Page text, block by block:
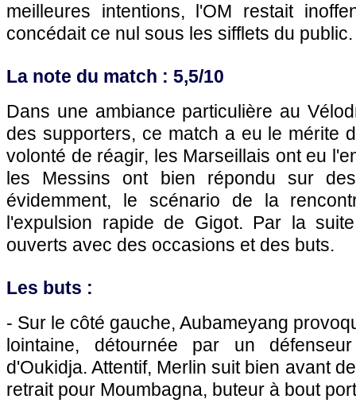
meilleures intentions, l'OM restait
concédait ce nul sous les sifflets du public.
La note du match : 5,5/10
Dans une ambiance particulière au
des supporters, ce match a eu le mérite
volonté de réagir, les Marseillais ont eu
les Messins ont bien répondu sur
évidemment, le scénario de la
l'expulsion rapide de Gigot. Par la
ouverts avec des occasions et des buts.
Les buts :
- Sur le côté gauche, Aubameyang
lointaine, détournée par un
d'Oukidja. Attentif, Merlin suit bien avant
retrait pour Moumbagna, buteur à bout